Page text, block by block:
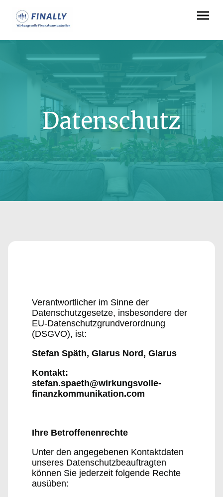
Datenschutz
Verantwortlicher im Sinne der
Datenschutzgesetze, insbesondere der
EU-Datenschutzgrundverordnung
(DSGVO), ist:
Stefan Späth, Glarus Nord, Glarus
Kontakt:
stefan.spaeth@wirkungsvolle-
finanzkommunikation.com
Ihre Betroffenenrechte
Unter den angegebenen Kontaktdaten
unseres Datenschutzbeauftragten
können Sie jederzeit folgende Rechte
ausüben: